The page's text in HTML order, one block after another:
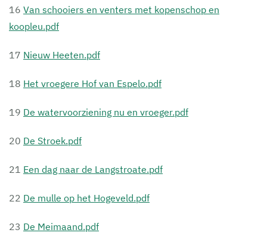
16 Van schooiers en venters met kopenschop en
koopleu.pdf
17 Nieuw Heeten.pdf
18 Het vroegere Hof van Espelo.pdf
19 De watervoorziening nu en vroeger.pdf
20 De Stroek.pdf
21 Een dag naar de Langstroate.pdf
22 De mulle op het Hogeveld.pdf
23 De Meimaand.pdf